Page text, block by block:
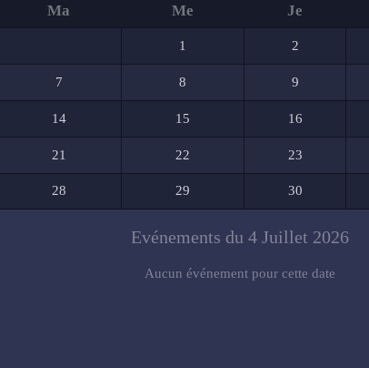
Ma Me Je
1 2
7 8 9
14 15 16
21 22 23
28 29 30
Evénements du 4 Juillet 2026
Aucun événement pour cette date